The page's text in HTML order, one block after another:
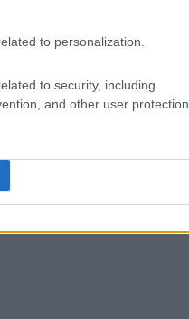
to personalization.
to security, including
and other user protection.
svolge la
Non è raro
— e questo